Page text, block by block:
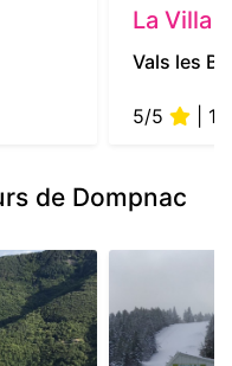
La Villa
Vals les
5/5 | 1
de Dompnac